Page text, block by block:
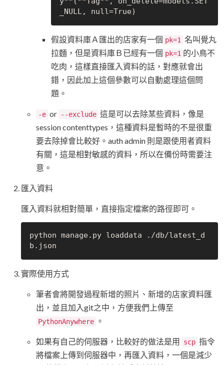
_NULL, null=True
假設資料庫Ａ匯出的店家有一個 pk=1 名叫覺丸
拉麵，但是資料庫Ｂ已經有一個 pk=1 的小鳥不
吃肉，這樣直接匯入資料的話，對應就會出
錯，因此加上這個參數可以自動處理這個問
題。
-e or --exclude 這是可以去除某些資料，像是
session contenttypes，這種資料是暫時的不是很重
要去除掉會比較好。auth admin 則是跟使用者資料
有關，這是相對敏感的資料，所以在備份時需要注
意。
匯入資料
匯入資料就相對簡單，直接指定檔案的路徑即可。
python manage.py loaddata ./db/latest_d
實際使用方式
筆者會將開發過程新增的照片、新增的店家資料匯
出，並且加入git之中，方便我們上傳至
PythonAnywhere 。
如果有自己的伺服器，比較好的做法是用 scp 指令
將檔案上傳到伺服器中，再匯入資料，一個是減少